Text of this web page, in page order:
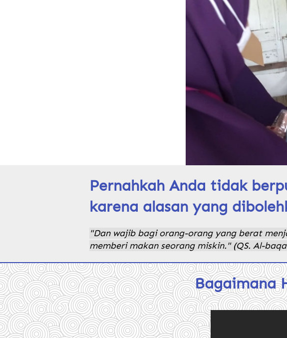
Pernahkah Anda tidak
karena alasan yang
"Dan wajib bagi orang-orang yang berat
memberi makan seorang miskin." (QS. Al-
Bagaimana